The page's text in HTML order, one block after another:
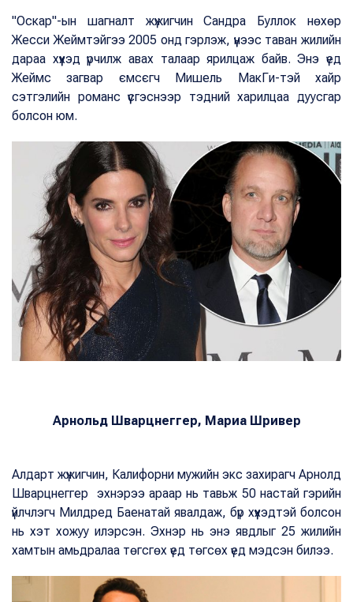
"Оскар"-ын шагналт жүжигчин Сандра Буллок нөхөр
Жесси Жеймтэйгээ 2005 онд гэрлэж, үүнээс таван жилийн
дараа хүүхэд үрчилж авах талаар ярилцаж байв. Энэ үед
Жеймс загвар ємсєгч Мишель МакГи-тэй хайр
сэтгэлийн романс үүсгэснээр тэдний харилцаа дуусгар
болсон юм.
Арнольд Шварцнеггер, Мариа Шривер
Алдарт жүжигчин, Калифорни мужийн экс захирагч Арнолд
Шварцнеггер эхнэрээ араар нь тавьж 50 настай гэрийн
үйлчлэгч Милдред Баенатай явалдаж, бүр хүүхэдтэй болсон
нь хэт хожуу илэрсэн. Эхнэр нь энэ явдлыг 25 жилийн
хамтын амьдралаа төгсгөх үед төгсөх үед мэдсэн билээ.